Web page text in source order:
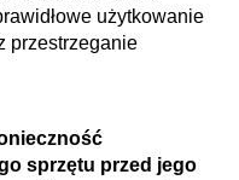
użytkowanie
przestrzeganie
sprzętu przed jego